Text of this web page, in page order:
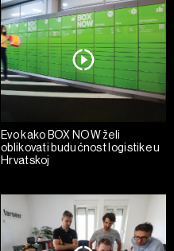
Evo kako BOX NOW želi
oblikovati budućnost logistike u
Hrvatskoj